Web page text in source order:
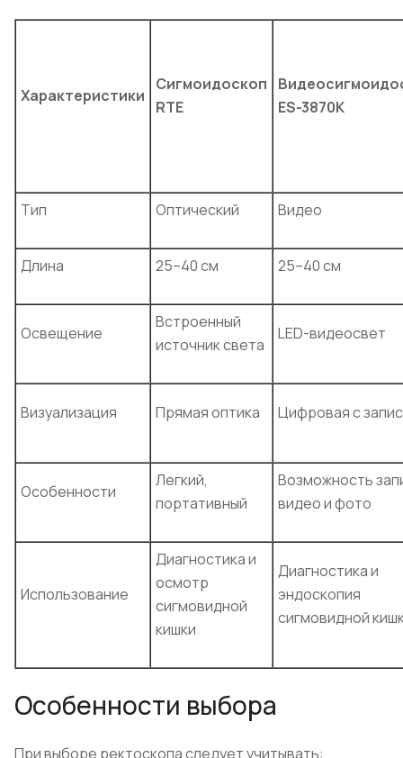
Характеристики
Сигмоидоскоп
RTE
ES-3870K
Тип Оптический Видео
Длина 25–40 см 25–40 см
Освещение
Встроенный
источник света
LED-видеосвет
Визуализация Прямая оптика Цифровая с
Особенности
Легкий,
портативный
Возможность
видео и фото
Использование
Диагностика и
осмотр
сигмовидной
кишки
Диагностика и
эндоскопия
сигмовидной
Особенности выбора
При выборе ректоскопа следует учитывать: